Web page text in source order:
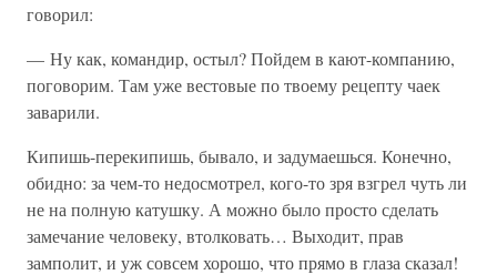
говорил:
— Ну как, командир, остыл? Пойдем в кают-компанию,
поговорим. Там уже вестовые по твоему рецепту чаек
заварили.
Кипишь-перекипишь, бывало, и задумаешься. Конечно,
обидно: за чем-то недосмотрел, кого-то зря взгрел чуть ли
не на полную катушку. А можно было просто сделать
замечание человеку, втолковать… Выходит, прав
замполит, и уж совсем хорошо, что прямо в глаза сказал!